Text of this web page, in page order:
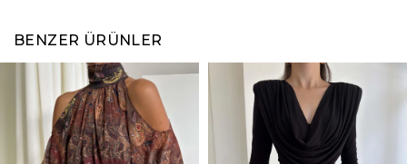
BENZER ÜRÜNLER